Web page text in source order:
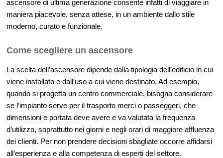
ascensore di ultima generazione consente infatti di viaggiare in
maniera piacevole, senza attese, in un ambiente dallo stile
moderno, curato e funzionale.
Come scegliere un ascensore
La scelta dell’ascensore dipende dalla tipologia dell’edificio in cui
viene installato e dall’uso a cui viene destinato. Ad esempio,
quando si progetta un centro commerciale, bisogna considerare
se l’impianto serve per il trasporto merci o passeggeri, che
dimensioni e portata deve avere e va valutata la frequenza
d’utilizzo, soprattutto nei giorni e negli orari di maggiore affluenza
dei clienti. Per non prendere decisioni sbagliate occorre affidarsi
all’esperienza e alla competenza di esperti del settore.